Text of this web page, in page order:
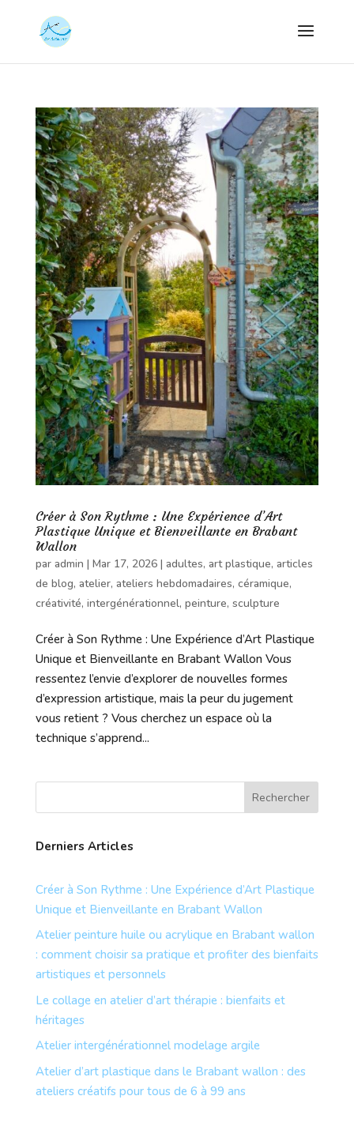
Créer à Son Rythme : Une Expérience d’Art
Plastique Unique et Bienveillante en Brabant
Wallon
par admin | Mar 17, 2026| adultes, art plastique, articles
de blog, atelier, ateliers hebdomadaires, céramique,
créativité, intergénérationnel, peinture, sculpture
Créer à Son Rythme : Une Expérience d’Art Plastique
Unique et Bienveillante en Brabant Wallon Vous
ressentez l’envie d’explorer de nouvelles formes
d’expression artistique, mais la peur du jugement
vous retient ? Vous cherchez un espace où la
technique s’apprend...
Derniers Articles
Créer à Son Rythme : Une Expérience d’Art Plastique
Unique et Bienveillante en Brabant Wallon
Atelier peinture huile ou acrylique en Brabant wallon
: comment choisir sa pratique et profiter des bienfaits
artistiques et personnels
Le collage en atelier d’art thérapie : bienfaits et
héritages
Atelier intergénérationnel modelage argile
Atelier d’art plastique dans le Brabant wallon : des
ateliers créatifs pour tous de 6 à 99 ans